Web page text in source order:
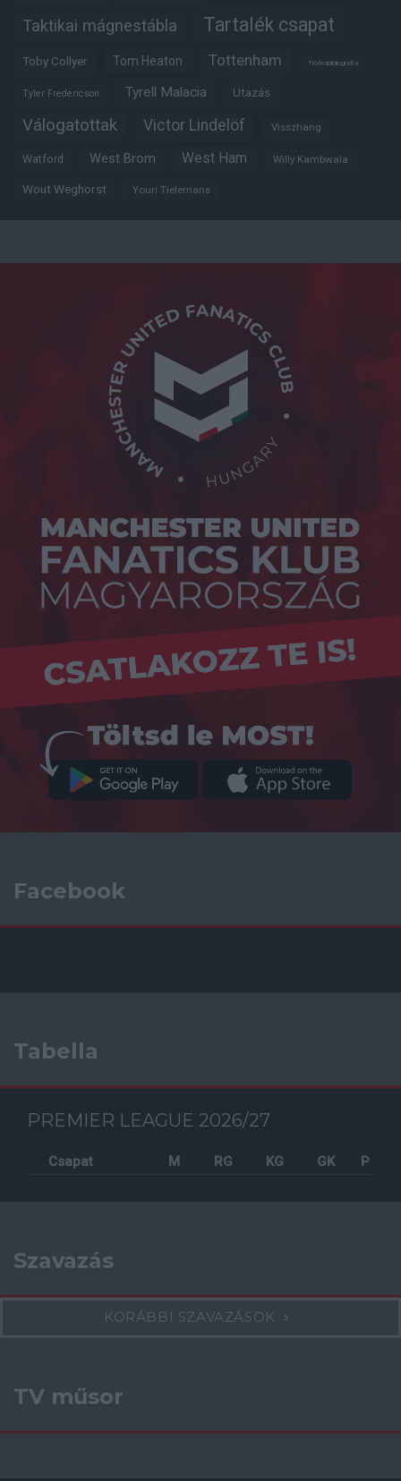
Taktikai mágnestábla Tartalék csapat
Toby Collyer Tom Heaton Tottenham Trófeabibliográfia
Tyler Fredericson Tyrell Malacia Utazás
Válogatottak Victor Lindelöf Visszhang
Watford West Brom West Ham Willy Kambwala
Wout Weghorst Youri Tielemans
Facebook
Tabella
PREMIER LEAGUE 2026/27
Csapat M RG KG GK P
Szavazás
KORÁBBI SZAVAZÁSOK
TV műsor